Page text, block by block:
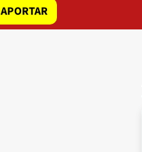
APORTAR